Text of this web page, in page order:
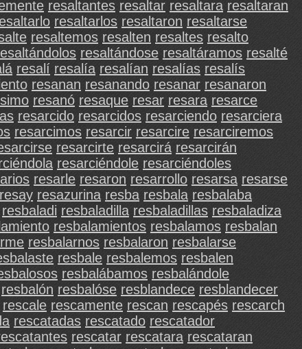
resaltantes resaltar resaltara resaltaran
resaltarlos resaltaron resaltarse
resaltemos resalten resaltes resalto
resaltándose resaltáramos resalté
resalí resalía resalían resalías resalís
resanan resanando resanar resanaron
resanó resaque resar resara resarce
resarcido resarcidos resarciendo resarciera
resarcimos resarcir resarcire resarciremos
resarcirte resarcirá resarcirán
resarciéndole resarciéndoles
resarle resaron resarrollo resarsa resarse
resay resazurina resba resbala resbalaba
resbaladi resbaladilla resbaladillas resbaladiza
resbalamientos resbalamos resbalan
resbalarnos resbalaron resbalarse
resbale resbalemos resbalen
resbalábamos resbalándole
resbalón resbalóse resblandece resblandecer
rescale rescamente rescan rescapés rescarch
rescatadas rescatado rescatador
rescatar rescatara rescataran